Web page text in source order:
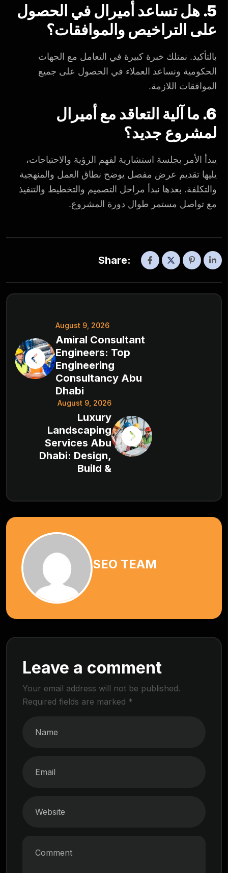
5. هل تساعد أميرال في الحصول
على التراخيص والموافقات؟
بالتأكيد. نمتلك خبرة كبيرة في التعامل مع الجهات
الحكومية ونساعد العملاء في الحصول على جميع
الموافقات اللازمة.
6. ما آلية التعاقد مع أميرال
لمشروع جديد؟
يبدأ الأمر بجلسة استشارية لفهم الرؤية والاحتياجات،
يليها تقديم عرض مفصل يوضح نطاق العمل والمنهجية
والتكلفة. بعدها نبدأ مراحل التصميم والتخطيط والتنفيذ
مع تواصل مستمر طوال دورة المشروع.
Share:
August 9, 2026
Amiral Consultant
Engineers: Top
Engineering
Consultancy Abu
Dhabi
August 9, 2026
Luxury
Landscaping
Services Abu
Dhabi: Design,
Build &
SEO TEAM
Leave a comment
Your email address will not be published.
Required fields are marked *